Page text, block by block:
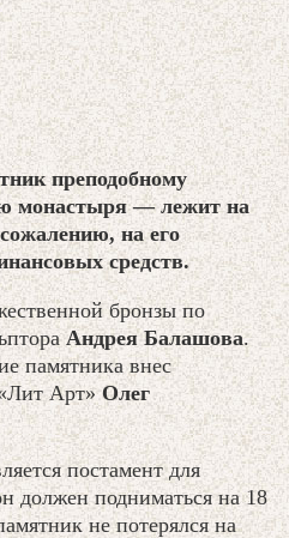
преподобному
монастыря — лежит на
на его
средств.
бронзы по
Андрея Балашова.
памятника внес
«Лит Арт»Олег
постамент для
должен подниматься на 18
не потерялся на